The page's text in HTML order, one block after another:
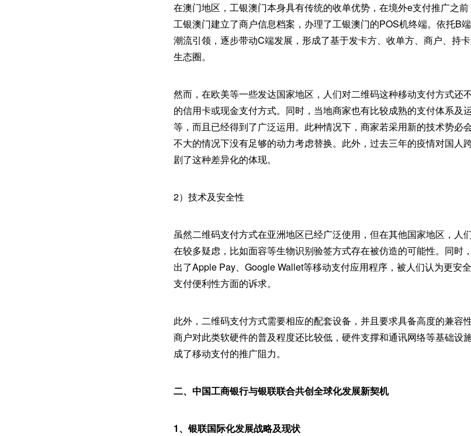
在澳门地区，工银澳门本身具有传统的收单优势，在境外e支付推广之
工银澳门建立了商户信息档案，办理了工银澳门的POS机终端。依托B
潮流引领，逐步带动C端发展，形成了基于发卡方、收单方、商户、持
生态圈。
然而，在欧美等一些发达国家地区，人们对二维码这种移动支付方式还
的信用卡或现金支付方式。同时，当地商家也有比较成熟的支付体系及
等，而且已经得到了广泛运用。此种情况下，商家若采用新的技术势必
不大的情况下没有足够的动力考虑替换。此外，过去三年的疫情对国人
剧了这种差异化的体现。
2）技术及安全性
虽然二维码支付方式在亚洲地区已经广泛使用，但在其他国家地区，人
在较多疑虑，比如面容等生物识别验签方式存在被仿造的可能性。同时
出了Apple Pay、Google Wallet等移动支付应用程序，被人们认为更安
支付便利性方面的诉求。
此外，二维码支付方式需要相应的配套设备，并且要求具备高度的兼容
商户对此类软硬件的普及程度还比较低，硬件支撑和通讯网络等基础设
成了移动支付的推广阻力。
二、中国工商银行与银联联合共创全球化发展新契机
1、银联国际化发展战略及现状